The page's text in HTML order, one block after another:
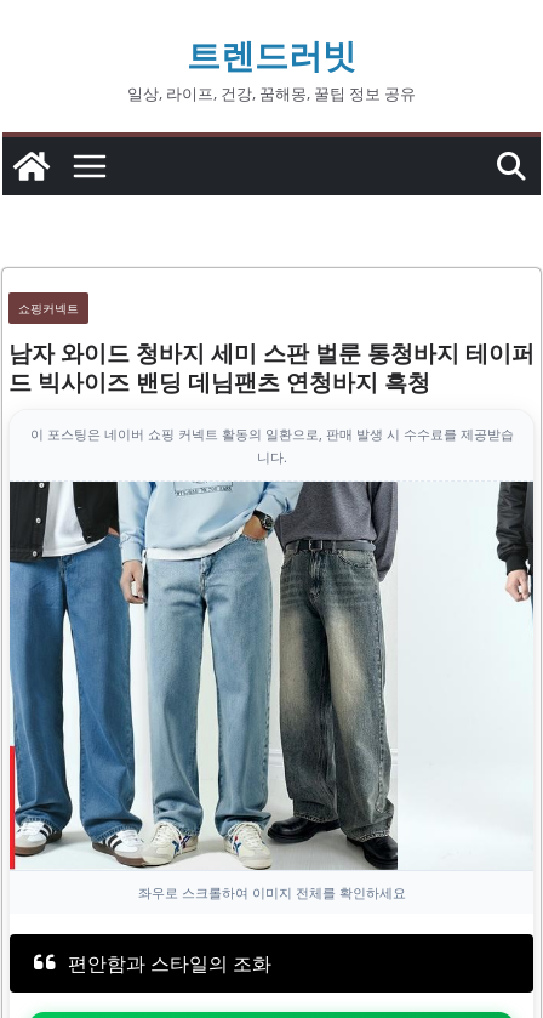
트렌드러빗
일상, 라이프, 건강, 꿈해몽, 꿀팁 정보 공유
쇼핑커넥트
남자 와이드 청바지 세미 스판 벌룬 통청바지 테이퍼
드 빅사이즈 밴딩 데님팬츠 연청바지 흑청
이 포스팅은 네이버 쇼핑 커넥트 활동의 일환으로, 판매 발생 시 수수료를 제공받습
니다.
좌우로 스크롤하여 이미지 전체를 확인하세요
편안함과 스타일의 조화